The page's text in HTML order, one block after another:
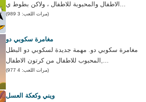
الاطفال والمحبوبة للاطفال ، ولاكن بطوط ي...
(مرات اللعب: 3 989)
مغامرة سكوبي دو
مغامرة سكوبي دو. مهمة جديدة لسكوبي دو البطل
المحبوب للاطفال من كرتون الاطفال,...
(مرات اللعب: 4 977)
ويني وكعكة العسل